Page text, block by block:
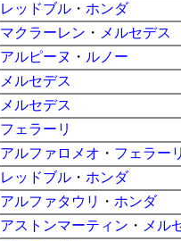
レッドブル ・ ホンダ
マクラーレン ・ メルセデス
アルピーヌ ・ ルノー
メルセデス
メルセデス
フェラーリ
アルファロメオ ・ フェラー
レッドブル ・ ホンダ
アルファタウリ ・ ホンダ
アストンマーティン ・ メル